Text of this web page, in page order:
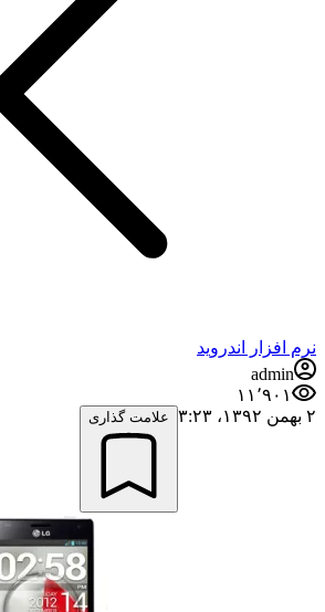
نرم افزار اندروید
admin
۱۱٬۹۰۱
۲ بهمن ۱۳۹۲،‏ ۳:۲۳
علامت گذاری